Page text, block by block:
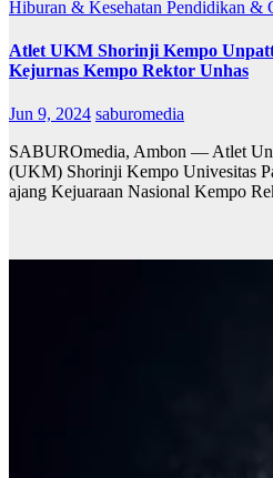
Hiburan & Kesehatan Pendidikan &
Atlet UKM Shorinji Kempo
Kejurnas Kempo Rektor Unhas
Jun 9, 2024 saburomedia
SABUROmedia, Ambon — Atlet
(UKM) Shorinji Kempo Univesitas
ajang Kejuaraan Nasional Kempo